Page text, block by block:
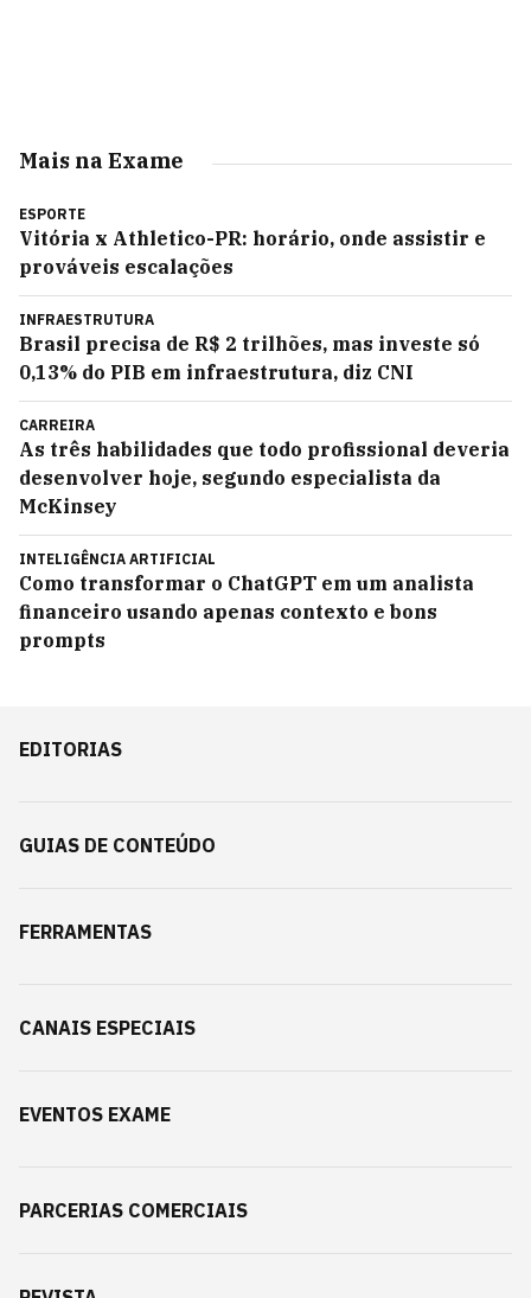
Mais na Exame
ESPORTE
Vitória x Athletico-PR: horário, onde assistir e
prováveis escalações
INFRAESTRUTURA
Brasil precisa de R$ 2 trilhões, mas investe só
0,13% do PIB em infraestrutura, diz CNI
CARREIRA
As três habilidades que todo profissional deveria
desenvolver hoje, segundo especialista da
McKinsey
INTELIGÊNCIA ARTIFICIAL
Como transformar o ChatGPT em um analista
financeiro usando apenas contexto e bons
prompts
EDITORIAS
GUIAS DE CONTEÚDO
FERRAMENTAS
CANAIS ESPECIAIS
EVENTOS EXAME
PARCERIAS COMERCIAIS